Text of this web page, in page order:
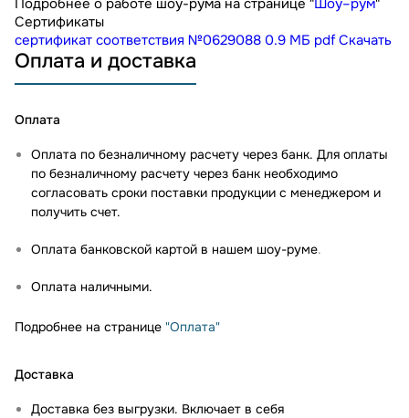
Сертификаты
сертификат соответствия №0629088 0.9 МБ pdf Скачать
Оплата и доставка
Оплата
Оплата по безналичному расчету через банк. Для оплаты
по безналичному расчету через банк необходимо
согласовать сроки поставки продукции с менеджером и
получить счет.
Оплата банковской картой в нашем шоу-руме.
Оплата наличными.
Подробнее на странице "Оплата"
Доставка
Доставка без выгрузки. Включает в себя